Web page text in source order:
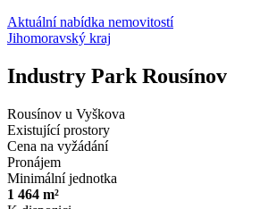
Aktuální nabídka nemovitostí
Jihomoravský kraj
Industry Park Rousínov
Rousínov u Vyškova
Existující prostory
Cena na vyžádání
Pronájem
Minimální jednotka
1 464 m²